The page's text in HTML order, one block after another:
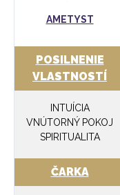
AMETYST
POSILNENIE
VLASTNOSTÍ
INTUÍCIA
VNÚTORNÝ POKOJ
SPIRITUALITA
ČARKA